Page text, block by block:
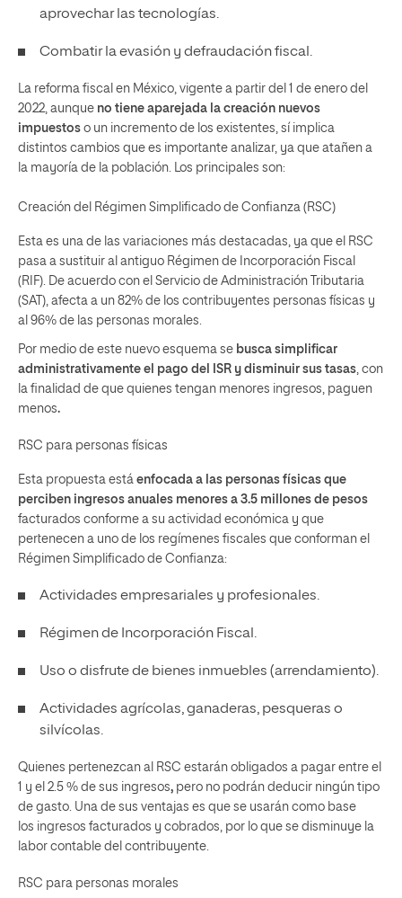
aprovechar las tecnologías.
Combatir la evasión y defraudación fiscal.
La reforma fiscal en México, vigente a partir del 1 de enero del
2022, aunque no tiene aparejada la creación nuevos
impuestos o un incremento de los existentes, sí implica
distintos cambios que es importante analizar, ya que atañen a
la mayoría de la población. Los principales son:
Creación del Régimen Simplificado de Confianza (RSC)
Esta es una de las variaciones más destacadas, ya que el RSC
pasa a sustituir al antiguo Régimen de Incorporación Fiscal
(RIF). De acuerdo con el Servicio de Administración Tributaria
(SAT) , afecta a un 82% de los contribuyentes personas físicas y
al 96% de las personas morales.
Por medio de este nuevo esquema se busca simplificar
administrativamente el pago del ISR y disminuir sus tasas , con
la finalidad de que quienes tengan menores ingresos, paguen
menos.
RSC para personas físicas
Esta propuesta está enfocada a las personas físicas que
perciben ingresos anuales menores a 3.5 millones de pesos
facturados conforme a su actividad económica y que
pertenecen a uno de los regímenes fiscales que conforman el
Régimen Simplificado de Confianza:
Actividades empresariales y profesionales.
Régimen de Incorporación Fiscal.
Uso o disfrute de bienes inmuebles (arrendamiento).
Actividades agrícolas, ganaderas, pesqueras o
silvícolas.
Quienes pertenezcan al RSC estarán obligados a pagar entre el
1 y el 2.5 % de sus ingresos, pero no podrán deducir ningún tipo
de gasto. Una de sus ventajas es que se usarán como base
los ingresos facturados y cobrados, por lo que se disminuye la
labor contable del contribuyente.
RSC para personas morales